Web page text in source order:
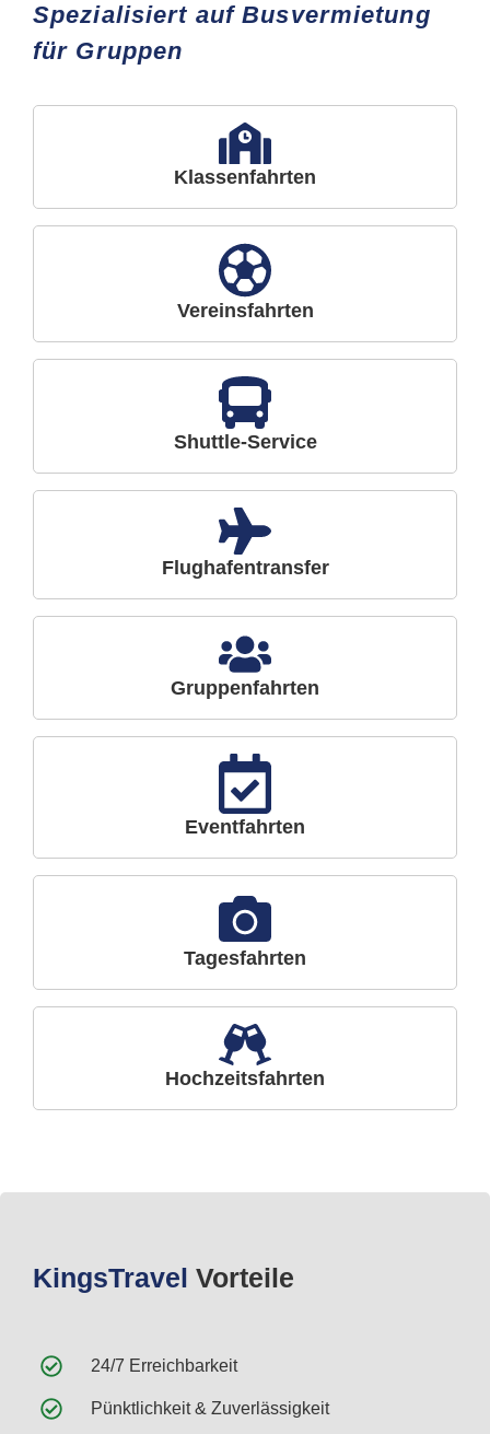
Spezialisiert auf Busvermietung
für Gruppen
Klassenfahrten
Vereinsfahrten
Shuttle-Service
Flughafentransfer
Gruppenfahrten
Eventfahrten
Tagesfahrten
Hochzeitsfahrten
KingsTravel Vorteile
24/7 Erreichbarkeit
Pünktlichkeit & Zuverlässigkeit